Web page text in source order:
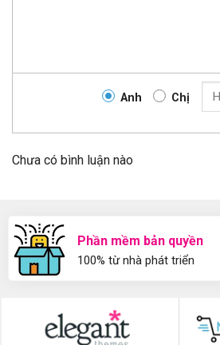
Anh Chị
Chưa có bình luận nào
Phần mềm bản quyền
100% từ nhà phát triển